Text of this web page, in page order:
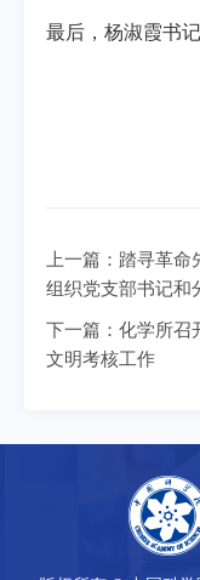
最后，杨淑霞书
上一篇： 踏寻革命
组织党支部书记和
下一篇： 化学所召
文明考核工作